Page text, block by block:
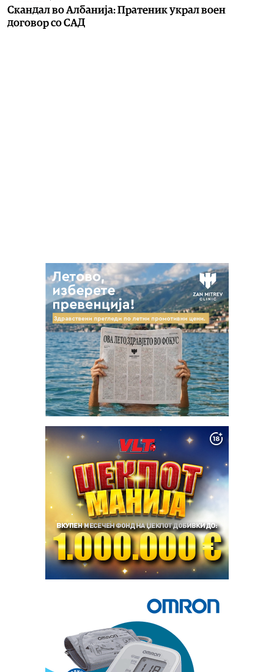
Скандал во Албанија: Пратеник украл воен
договор со САД